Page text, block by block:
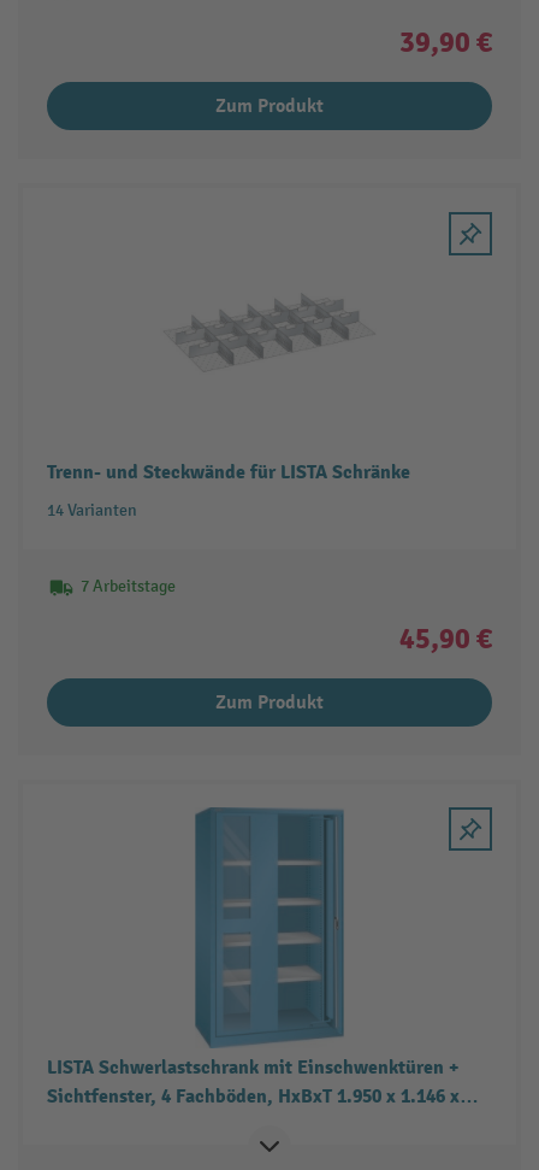
39,90 €
Zum Produkt
Trenn- und Steckwände für LISTA Schränke
14 Varianten
7 Arbeitstage
45,90 €
Zum Produkt
LISTA Schwerlastschrank mit Einschwenktüren +
Sichtfenster, 4 Fachböden, HxBxT 1.950 x 1.146 x